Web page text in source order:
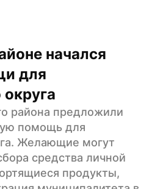
начался
для
района предложили
помощь для
Желающие могут
средства личной
продукты,